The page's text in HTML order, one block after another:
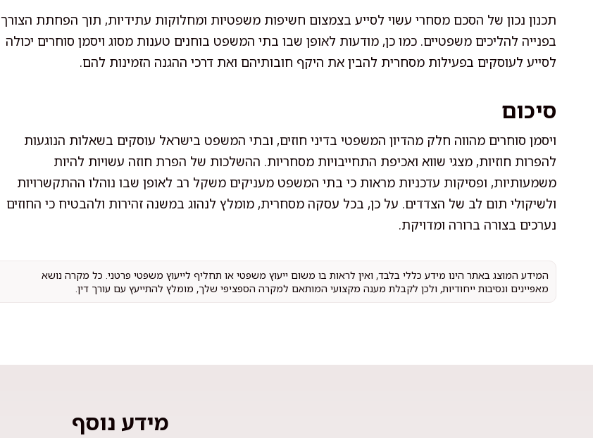
תכנון נכון של הסכם מסחרי עשוי לסייע בצמצום חשיפות משפטיות ומחלוקות עתידיות, תוך הפחתת הצורך
בפנייה להליכים משפטיים. כמו כן, מודעות לאופן שבו בתי המשפט בוחנים טענות מסוג ויסמן סוחרים יכולה
לסייע לעוסקים בפעילות מסחרית להבין את היקף חובותיהם ואת דרכי ההגנה הזמינות להם.
סיכום
ויסמן סוחרים מהווה חלק מהדיון המשפטי בדיני חוזים, ובתי המשפט בישראל עוסקים בשאלות הנוגעות
להפרות חוזיות, מצגי שווא ואכיפת התחייבויות מסחריות. ההשלכות של הפרת חוזה עשויות להיות
משמעותיות, ופסיקות עדכניות מראות כי בתי המשפט מעניקים משקל רב לאופן שבו נוהלו ההתקשרויות
ולשיקולי תום לב של הצדדים. על כן, בכל עסקה מסחרית, מומלץ לנהוג במשנה זהירות ולהבטיח כי החוזים
נערכים בצורה ברורה ומדויקת.
המידע המוצג באתר הינו מידע כללי בלבד, ואין לראות בו משום ייעוץ משפטי או תחליף לייעוץ משפטי פרטני. כל מקרה נושא
מאפיינים ונסיבות ייחודיות, ולכן לקבלת מענה מקצועי המותאם למקרה הספציפי שלך, מומלץ להתייעץ עם עורך דין.
מידע נוסף